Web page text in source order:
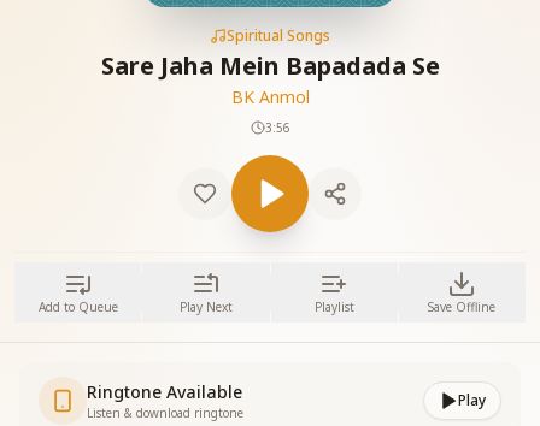
Spiritual Songs
Sare Jaha Mein Bapadada Se
BK Anmol
3:56
Add to Queue Play Next Playlist Save Offline
Ringtone Available
Listen & download ringtone
Play